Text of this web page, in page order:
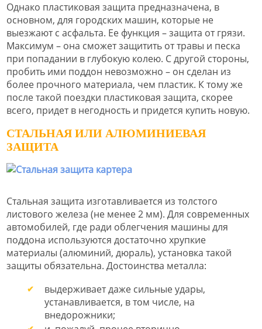
Однако пластиковая защита предназначена, в
основном, для городских машин, которые не
выезжают с асфальта. Ее функция – защита от грязи.
Максимум – она сможет защитить от травы и песка
при попадании в глубокую колею. С другой стороны,
пробить ими поддон невозможно – он сделан из
более прочного материала, чем пластик. К тому же
после такой поездки пластиковая защита, скорее
всего, придет в негодность и придется купить новую.
СТАЛЬНАЯ ИЛИ АЛЮМИНИЕВАЯ
ЗАЩИТА
Стальная защита изготавливается из толстого
листового железа (не менее 2 мм). Для современных
автомобилей, где ради облегчения машины для
поддона используются достаточно хрупкие
материалы (алюминий, дюраль), установка такой
защиты обязательна. Достоинства металла:
выдерживает даже сильные удары,
устанавливается, в том числе, на
внедорожники;